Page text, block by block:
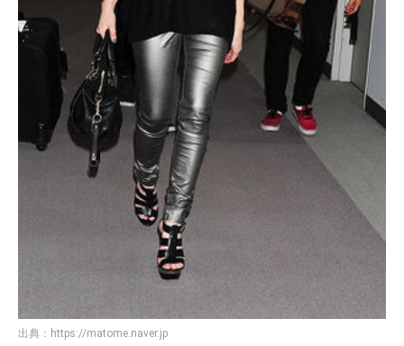
出典： https://matome.naver.jp